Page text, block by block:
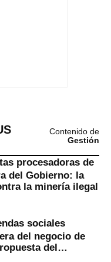
Contenido de
Gestión
procesadoras de
del Gobierno: la
la minería ilegal
sociales
del negocio de
del